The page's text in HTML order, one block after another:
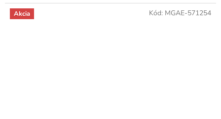
Akcia Kód: MGAE-571254